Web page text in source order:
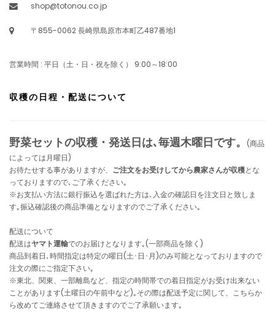
shop@totonou.co.jp
〒855-0062 長崎県島原市本町乙487番地1
営業時間 : 平日（土・日・祝を除く） 9:00～18:00
収穫の日程・配送について
野菜セットの収穫・発送日は､毎週木曜日です。
(商品
によっては月曜日)
お待たせする事がありますが、 ご注文をお受けしてから農家さんが収穫とな
っておりますので､ご了承ください｡
※お支払い方法に銀行振込を選ばれた方は､入金の確認日を注文日と致しま
す｡振込確認後の商品準備となりますのでご了承ください｡
配送について
配送はヤマト運輸でのお届けとなります｡(一部商品を除く)
商品到着日､時間指定は特定の曜日(土･日･月)のみ可能となっておりますので
注文の際にご指定下さい｡
※東北、関東、一部離島など、指定の時間帯での着日指定がお受け出来ない
ことがあります(土曜日の午前中など)｡その際は配送予定に関して、こちらか
ら改めてご連絡させて頂きますのでご了承願います｡